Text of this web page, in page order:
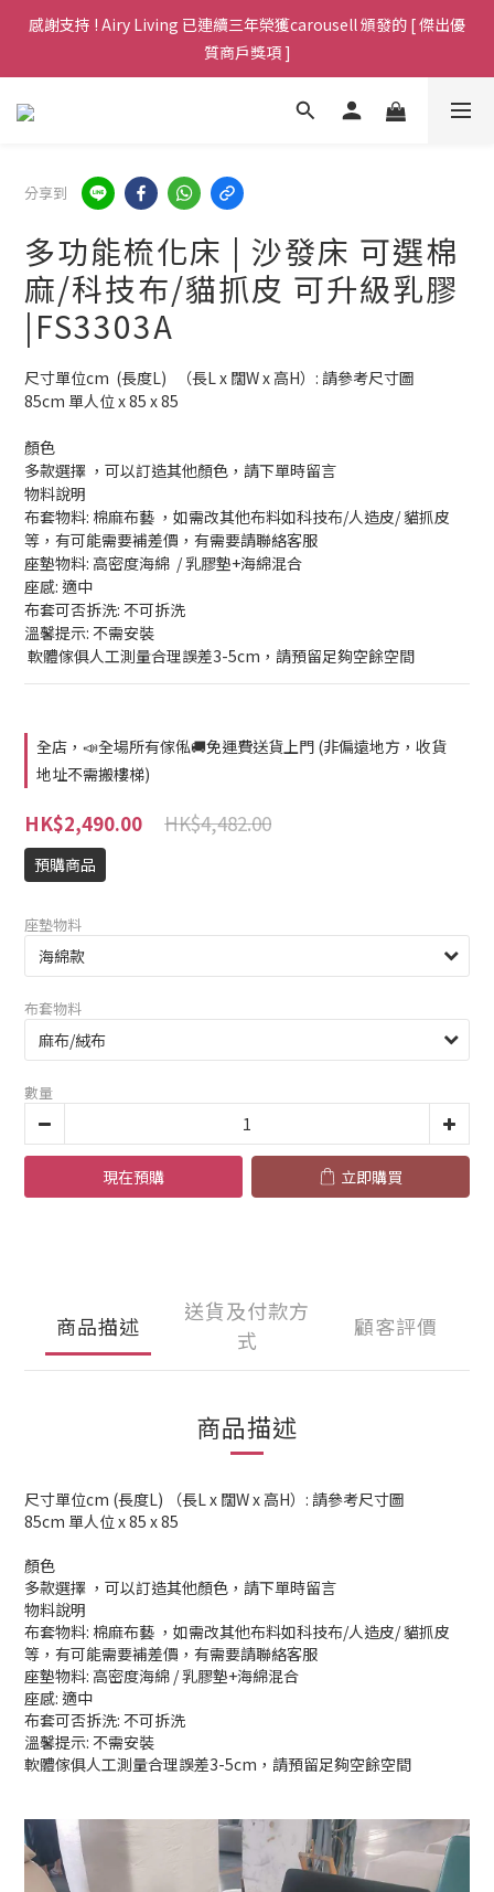
Welcome，全場傢俱免運費包送貨至港九新界，歡迎查詢 (包送上
門於非偏遠地區，不用搬樓梯)
感謝支持 ! Airy Living 已連續三年榮獲carousell 頒發的 [ 傑出優
質商戶獎項 ]
Welcome，全場傢俱免運費包送貨至港九新界，歡迎查詢 (包送上
分享到
多功能梳化床 | 沙發床 可選棉
麻/科技布/貓抓皮 可升級乳膠
|FS3303A
尺寸單位cm  (長度L)   （長L x 闊W x 高H）: 請參考尺寸圖
85cm 單人位 x 85 x 85
顏色
多款選擇 ，可以訂造其他顏色，請下單時留言
物料說明
布套物料: 棉麻布藝 ，如需改其他布料如科技布/人造皮/ 貓抓皮
等，有可能需要補差價，有需要請聯絡客服
座墊物料: 高密度海綿  / 乳膠墊+海綿混合
座感: 適中
布套可否拆洗: 不可拆洗
溫馨提示: 不需安裝
軟體傢俱人工測量合理誤差3-5cm，請預留足夠空餘空間
全店，📣全場所有傢俬🚚免運費送貨上門 (非偏遠地方，收貨
地址不需搬樓梯)
HK$4,482.00
HK$2,490.00
預購商品
座墊物料
布套物料
數量
現在預購 立即購買
商品描述
送貨及付款方
式
顧客評價
商品描述
尺寸單位cm (長度L) （長L x 闊W x 高H）: 請參考尺寸圖
85cm 單人位 x 85 x 85
顏色
多款選擇 ，可以訂造其他顏色，請下單時留言
物料說明
布套物料: 棉麻布藝 ，如需改其他布料如科技布/人造皮/ 貓抓皮
等，有可能需要補差價，有需要請聯絡客服
座墊物料: 高密度海綿 / 乳膠墊+海綿混合
座感: 適中
布套可否拆洗: 不可拆洗
溫馨提示: 不需安裝
軟體傢俱人工測量合理誤差3-5cm，請預留足夠空餘空間